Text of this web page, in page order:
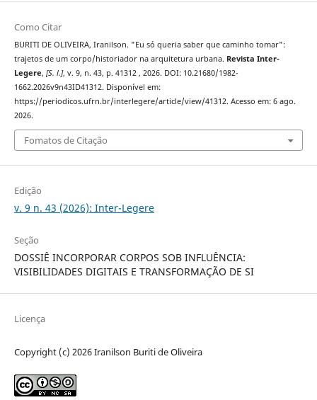
Como Citar
BURITI DE OLIVEIRA, Iranilson. "Eu só queria saber que caminho tomar":
trajetos de um corpo/historiador na arquitetura urbana. Revista Inter-
Legere, [S. l.], v. 9, n. 43, p. 41312 , 2026. DOI: 10.21680/1982-
1662.2026v9n43ID41312. Disponível em:
https://periodicos.ufrn.br/interlegere/article/view/41312. Acesso em: 6 ago.
2026.
Fomatos de Citação
Edição
v. 9 n. 43 (2026): Inter-Legere
Seção
DOSSIÊ INCORPORAR CORPOS SOB INFLUÊNCIA:
VISIBILIDADES DIGITAIS E TRANSFORMAÇÃO DE SI
Licença
Copyright (c) 2026 Iranilson Buriti de Oliveira